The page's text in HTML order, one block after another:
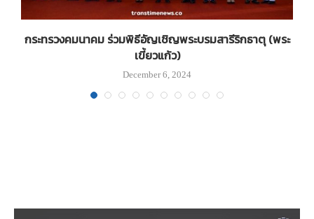
กระทรวงคมนาคม ร่วมพิธีอัญเชิญพระบรมสารีริกธาตุ (พระ
เขี้ยวแก้ว)
December 6, 2024